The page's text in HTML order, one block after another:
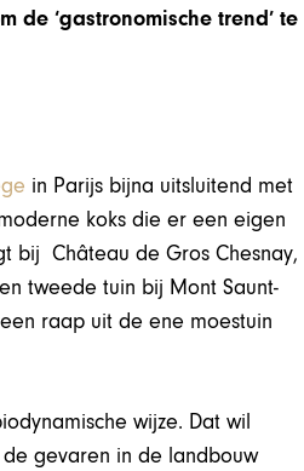
de ‘gastronomische trend’ te
in Parijs bijna uitsluitend met
koks die er een eigen
bij Château de Gros Chesnay,
tweede tuin bij Mont Saunt-
raap uit de ene moestuin
wijze. Dat wil
gevaren in de landbouw